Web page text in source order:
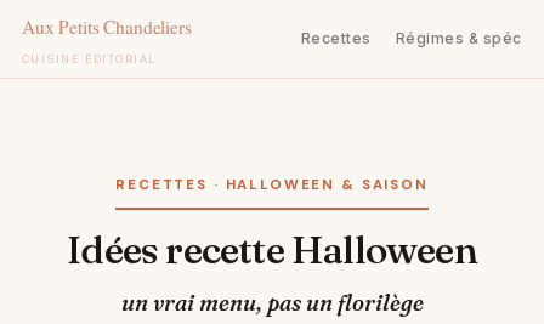
CUISINE ÉDITORIAL
Recettes Régimes &
RECETTES · HALLOWEEN & SAISON
Idées recette Halloween
un vrai menu, pas un florilège